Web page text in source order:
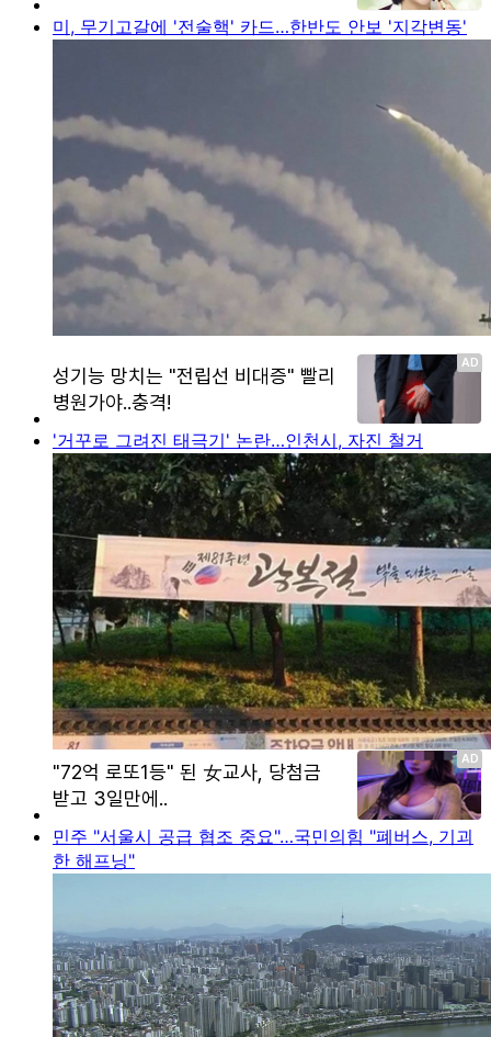
미, 무기고갈에 '전술핵' 카드…한반도 안보 '지각변동'
'거꾸로 그려진 태극기' 논란…인천시, 자진 철거
민주 "서울시 공급 협조 중요"…국민의힘 "폐버스, 기괴
한 해프닝"